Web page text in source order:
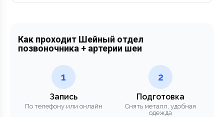
Как проходит Шейный отдел
позвоночника + артерии шеи
1
Запись
По телефону или онлайн
2
Подготовка
Снять металл, удобная
одежда